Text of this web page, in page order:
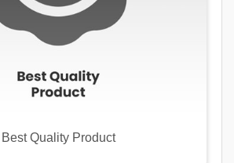
Best Quality Product